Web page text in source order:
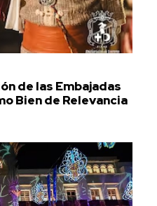
de las Embajadas
Bien de Relevancia